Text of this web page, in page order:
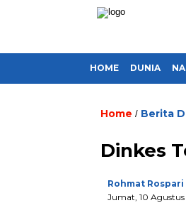
HOME DUNIA
Home / Berita
Dinkes
Rohmat Rospari
Jumat, 10